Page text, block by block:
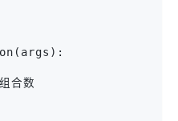
合数